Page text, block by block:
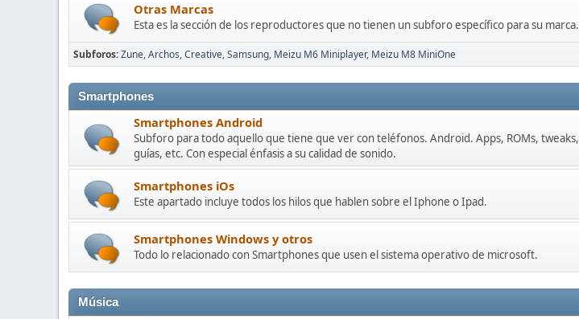
Otras Marcas
Esta es la sección de los reproductores que no tienen un subforo específico para su marca.
Subforos Zune Archos Creative Samsung Meizu M6 Miniplayer Meizu M8 MiniOne
Smartphones
Smartphones Android
Subforo para todo aquello que tiene que ver con teléfonos. Android. Apps, ROMs, tweaks,
guías, etc. Con especial énfasis a su calidad de sonido.
Smartphones iOs
Este apartado incluye todos los hilos que hablen sobre el Iphone o Ipad.
Smartphones Windows y otros
Todo lo relacionado con Smartphones que usen el sistema operativo de microsoft.
Música